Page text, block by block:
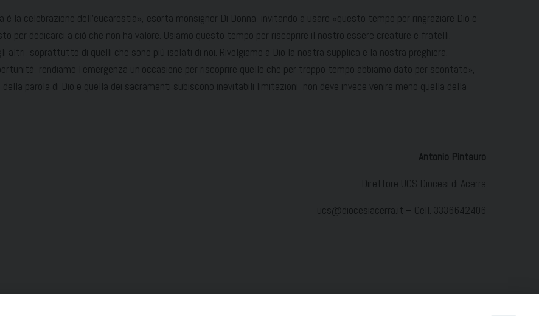
è la celebrazione dell’eucarestia», esorta monsignor Di Donna, invitando a usare «questo tempo per ringraziare Dio e
per dedicarci a ciò che non ha valore. Usiamo questo tempo per riscoprire il nostro essere creature e fratelli.
altri, soprattutto di quelli che sono più isolati di noi. Rivolgiamo a Dio la nostra supplica e la nostra preghiera.
rendiamo l’emergenza un’occasione per riscoprire quello che per troppo tempo abbiamo dato per scontato»,
parola di Dio e quella dei sacramenti subiscono inevitabili limitazioni, non deve invece venire meno quella della
Antonio Pintauro
Direttore UCS Diocesi di Acerra
ucs@diocesiacerra.it – Cell. 3336642406